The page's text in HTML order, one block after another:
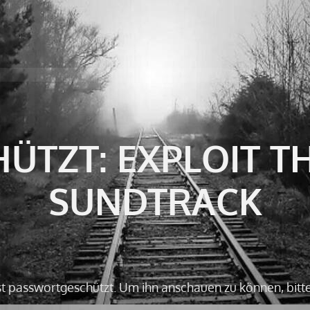
EXPLOIT
SUNDTRACK
passwortgeschützt. Um ihn anschauen zu können,